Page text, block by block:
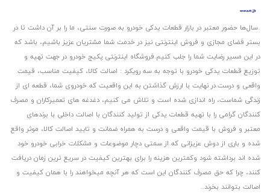
سال‌ها حضور معتبر در بازار قطعات یدکی خودرو به صورت سنتی، ما را بر آن داشت تا در
بستر فضای مجازی و فروش اینترنتی نیز در خدمت شما مشتریان عزیز باشیم، باشد که
در این مسیر رضایت شما را جلب کنیم.فروشگاه اینترنتی پکیج خودرو در جهت تهیه و
توزیع قطعات یدکی خودرو با توجه به سه رویکرد : اصالت کالا، کیفیت مناسب، قیمت
واقعی و درست.در نهایت با ارزش گذاشتن به این واقعیت که خودروی شما، قطعه ای از
زندگی شماست، راه اندازی شده است و تلاش می کنیم، دغدغه های تعمیرکاران و مصرف
کنندگان گرامی را با تهیه قطعات یدکی از تولید کنندگان با اصالت داخلی با برندهای
معتبر و فروش با قیمت واقعی و درست به همراه ضمانت و تایید اصالت کالا، موثر واقع
شده و باری از دوش عزیزانی که از سمتی دچار موضوعات و مشکلات خرابی خودرو خود
شده اند برداشته شود و‌کمترین هزینه را برای بهترین کیفیت در سریع ترین زمان دریافت
کنند، چرا که حق مصرف کنندگان این است که هر آنچه میخواهند را با همان کیفیت و
اصالت بتوانند بخرند..